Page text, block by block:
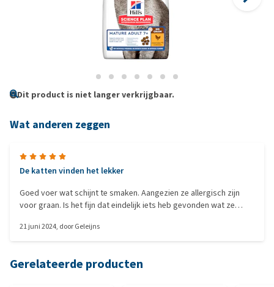
Dit product is niet langer verkrijgbaar.
Wat anderen zeggen
De katten vinden het lekker
Goed voer wat schijnt te smaken. Aangezien ze allergisch zijn
voor graan. Is het fijn dat eindelijk iets heb gevonden wat ze
21 juni 2024, doorGeleijns
Gerelateerde producten